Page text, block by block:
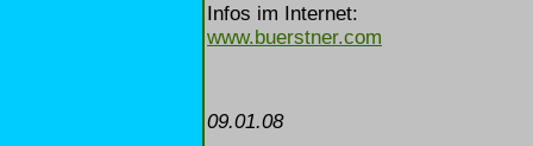
Infos im Internet:
www.buerstner.com
09.01.08